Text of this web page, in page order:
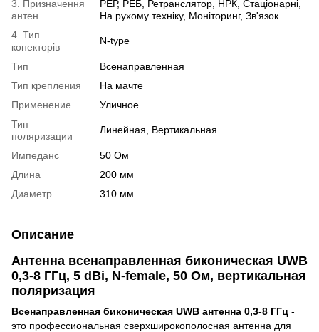
3. Призначення
антен
РЕР, РЕБ, Ретранслятор, НРК, Стаціонарні,
На рухому техніку, Моніторинг, Зв'язок
4. Тип
конекторів
N-type
Тип
Всенаправленная
Тип крепления
На мачте
Применение
Уличное
Тип
поляризации
Линейная, Вертикальная
Импеданс
50 Ом
Длина
200 мм
Диаметр
310 мм
Описание
Антенна всенаправленная биконическая UWB
0,3-8 ГГц, 5 dBi, N-female, 50 Ом, вертикальная
поляризация
Всенаправленная биконическая UWB антенна 0,3-8 ГГц -
это профессиональная сверхширокополосная антенна для